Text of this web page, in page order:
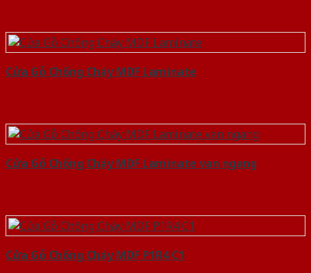
Cửa Gỗ Chống Cháy MDF Laminate
Cửa Gỗ Chống Cháy MDF Laminate van ngang
Cửa Gỗ Chống Cháy MDF P1R4 C1